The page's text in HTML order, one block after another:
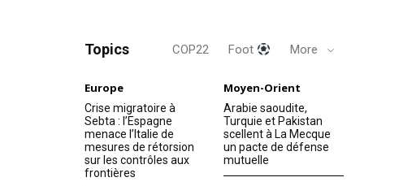
Topics COP22 Foot More
Europe
Crise migratoire à
Sebta : l’Espagne
menace l’Italie de
mesures de rétorsion
sur les contrôles aux
frontières
Moyen-Orient
Arabie saoudite,
Turquie et Pakistan
scellent à La Mecque
un pacte de défense
mutuelle